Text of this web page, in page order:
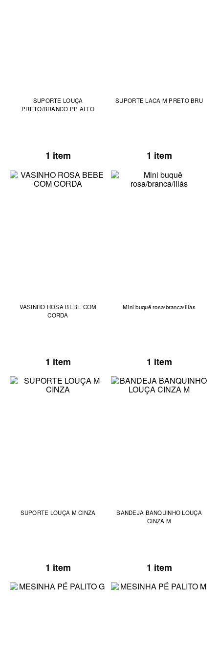
SUPORTE LOUÇA
PRETO/BRANCO PP ALTO
1 item
SUPORTE LACA M PRETO BRU
1 item
VASINHO ROSA BEBE COM
CORDA
1 item
Mini buquê rosa/branca/lilás
1 item
SUPORTE LOUÇA M CINZA
1 item
BANDEJA BANQUINHO LOUÇA
CINZA M
1 item